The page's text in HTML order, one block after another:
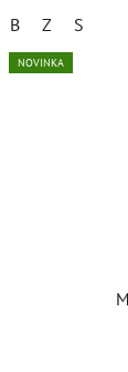
B Z S
NOVINKA